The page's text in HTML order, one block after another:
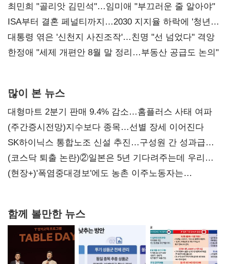
최민희 "골리앗 김민석"…임미애 "부끄러운 줄 알아야"
ISA부터 결혼 페널티까지…2030 지지율 하락에 '청년
챙기기'
대통령 엮은 '신천지 사진조작'…친명 "선 넘었다" 격앙
한정애 "세제 개편안 8월 말 정리…부동산 공급도 논의"
많이 본 뉴스
대형마트 2분기 판매 9.4% 감소…홈플러스 사태 여파
(주간증시전망)지수보다 종목…선별 장세 이어진다
SK하이닉스 통합노조 신설 추진…구성원 간 성과급
불만 확산
(코스닥 퇴출 논란)②일본은 5년 기다려주는데 우리는
당장 퇴출?…시간만으론 부족한 코스닥 구하기
(현장+)'폭염중대경보'에도 농촌 이주노동자는
함께 볼만한 뉴스